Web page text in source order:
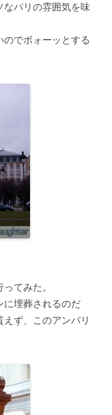
なパリの雰囲気を味
でボォーッとする
てみた。
に埋葬されるのだ
ず、このアンバリ